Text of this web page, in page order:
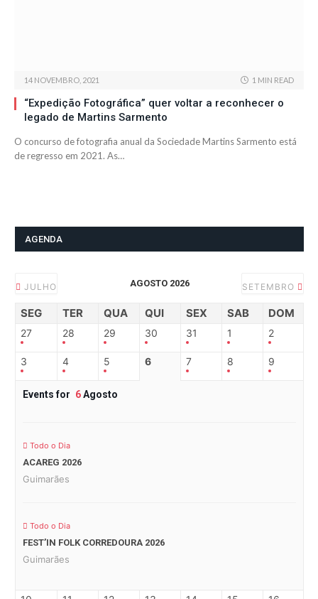
14 NOVEMBRO, 2021 1 MIN READ
“Expedição Fotográfica” quer voltar a reconhecer o
legado de Martins Sarmento
O concurso de fotografia anual da Sociedade Martins Sarmento está
de regresso em 2021. As…
AGENDA
JULHO AGOSTO 2026 SETEMBRO
SEG TER QUA QUI SEX SAB DOM
27 28 29 30 31 1 2
3 4 5 6 7 8 9
Events for 6Agosto
Todo o Dia
ACAREG 2026
Guimarães
Todo o Dia
FEST’IN FOLK CORREDOURA 2026
Guimarães